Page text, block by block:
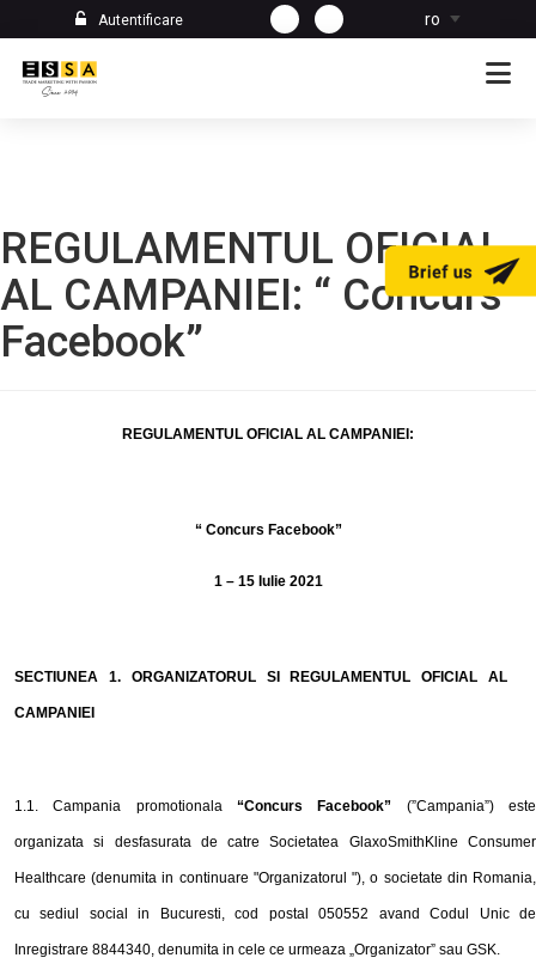
Autentificare ro
REGULAMENTUL OFICIAL
AL CAMPANIEI: “ Concurs
Facebook”
REGULAMENTUL OFICIAL AL CAMPANIEI:
“ Concurs Facebook”
1 – 15 Iulie 2021
SECTIUNEA 1. ORGANIZATORUL SI REGULAMENTUL OFICIAL AL
CAMPANIEI
1.1. Campania promotionala “Concurs Facebook” (”Campania”) este
organizata si desfasurata de catre Societatea GlaxoSmithKline Consumer
Healthcare (denumita in continuare "Organizatorul "), o societate din Romania,
cu sediul social in Bucuresti, cod postal 050552 avand Codul Unic de
Inregistrare 8844340, denumita in cele ce urmeaza „Organizator” sau GSK.